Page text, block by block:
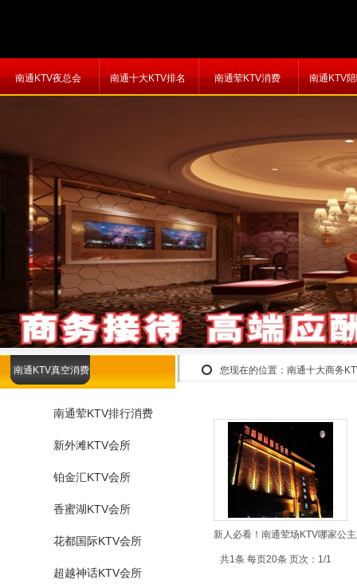
南通KTV夜总会 南通十大KTV排名 南通荤KTV消费 南通KTV
您现在的位置： 南通十大商务
南通KTV真空消费
南通荤KTV排行消费
新外滩KTV会所
铂金汇KTV会所
香蜜湖KTV会所
花都国际KTV会所
超越神话KTV会所
新人必看！南通荤场KTV哪家公
共1条 每页20条 页次：1/1